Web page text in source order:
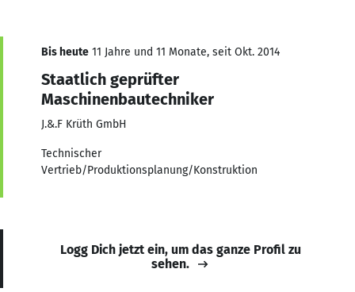
Bis heute 11 Jahre und 11 Monate, seit Okt. 2014
Staatlich geprüfter
Maschinenbautechniker
J.&.F Krüth GmbH
Technischer
Vertrieb/Produktionsplanung/Konstruktion
Logg Dich jetzt ein, um das ganze Profil zu
sehen.